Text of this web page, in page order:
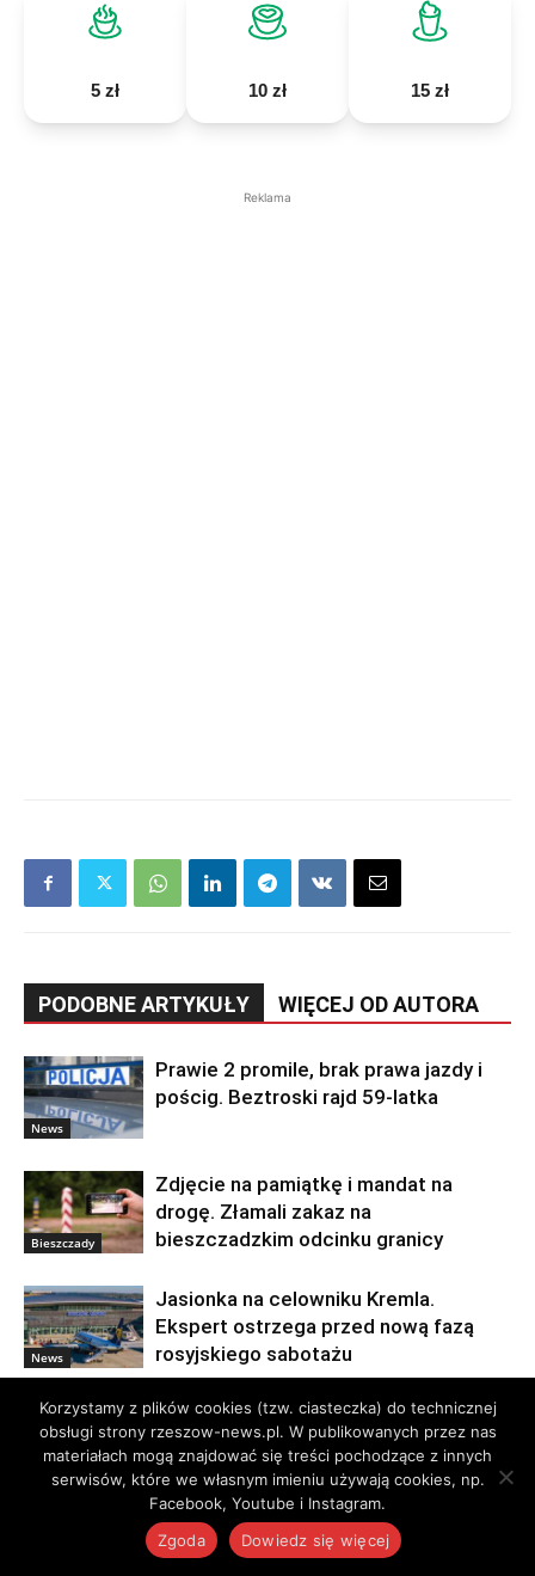
5 zł 10 zł 15 zł
Reklama
PODOBNE ARTYKUŁY WIĘCEJ OD AUTORA
News
Prawie 2 promile, brak prawa jazdy i
pościg. Beztroski rajd 59-latka
Bieszczady
Zdjęcie na pamiątkę i mandat na
drogę. Złamali zakaz na
bieszczadzkim odcinku granicy
News
Jasionka na celowniku Kremla.
Ekspert ostrzega przed nową fazą
rosyjskiego sabotażu
Reklama
Korzystamy z plików cookies (tzw. ciasteczka) do technicznej
obsługi strony rzeszow-news.pl. W publikowanych przez nas
materiałach mogą znajdować się treści pochodzące z innych
serwisów, które we własnym imieniu używają cookies, np.
Facebook, Youtube i Instagram.
Zgoda
Dowiedz się więcej